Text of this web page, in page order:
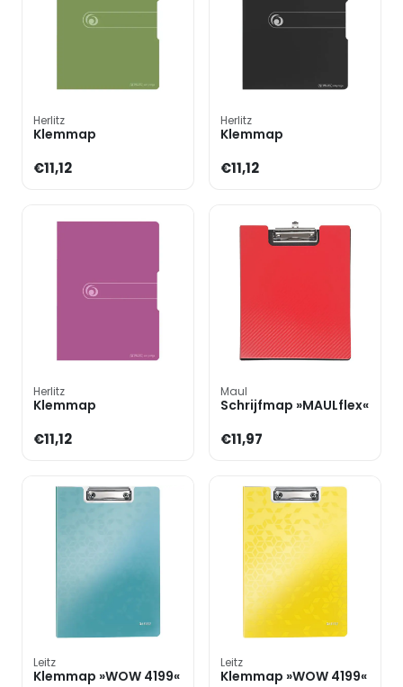
Herlitz
Klemmap
€11,12
Herlitz
Klemmap
€11,12
Herlitz
Klemmap
€11,12
Maul
Schrijfmap »MAULflex«
€11,97
Leitz
Klemmap »WOW 4199«
Leitz
Klemmap »WOW 4199«